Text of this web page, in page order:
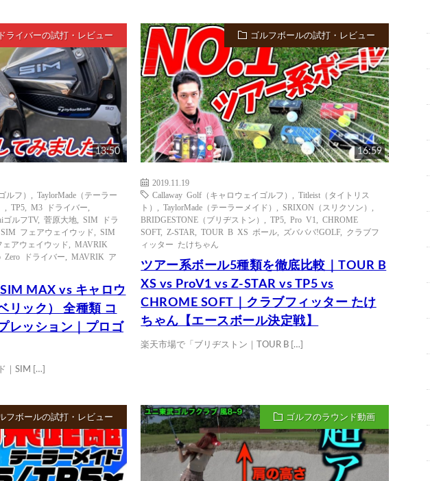
ドライバーの試打・レビュー
13:50
ルフ）
TaylorMade（テーラー
TP5 M3 ドライバー
ゴルフTV, 菅原大地
SIM ドラ
SIM フェアウェイウッド
SIM
アウェイウッド
MAVRIK
Zero ドライバー
MAVRIK ア
MAX vs キャロウ
リック） 全種類 コ
レッション｜プロゴ
｜SIM […]
ゴルフボールの試打・レビュー
16:59
2019.11.19
Callaway Golf（キャロウェイゴルフ）
,Titleist（タイトリス
ト）
,TaylorMade（テーラーメイド） ,SRIXON（スリクソン）
BRIDGESTONE（ブリヂストン）
,TP5 ,Pro V1 ,CHROME
SOFT, Z-STAR ,TOUR B XS ボール ズバババ!GOLF, クラブフ
ィッター たけちゃん
ツアー系ボール5種類を徹底比較｜TOUR B
XS vs ProV1 vs Z-STAR vs TP5 vs
CHROME SOFT｜クラブフィッター たけ
ちゃん【エースボール決定戦】
楽天市場で「ブリヂストン｜TOUR B […]
フボールの試打・レビュー ゴルフのラウンド動画